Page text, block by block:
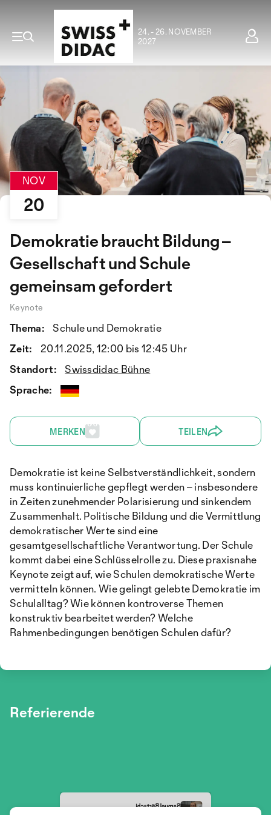
24. - 26. NOVEMBER
2027
NOV
20
Demokratie braucht Bildung –
Gesellschaft und Schule
gemeinsam gefordert
Keynote
Thema:
Schule und Demokratie
Zeit:
20.11.2025, 12:00 bis 12:45 Uhr
Standort:
Swissdidac Bühne
Sprache:
MERKEN TEILEN
Demokratie ist keine Selbstverständlichkeit, sondern
muss kontinuierliche gepflegt werden – insbesondere
in Zeiten zunehmender Polarisierung und sinkendem
Zusammenhalt. Politische Bildung und die Vermittlung
demokratischer Werte sind eine
gesamtgesellschaftliche Verantwortung. Der Schule
kommt dabei eine Schlüsselrolle zu. Diese praxisnahe
Keynote zeigt auf, wie Schulen demokratische Werte
vermitteln können. Wie gelingt gelebte Demokratie im
Schulalltag? Wie können kontroverse Themen
konstruktiv bearbeitet werden? Welche
Rahmenbedingungen benötigen Schulen dafür?
Referierende
Samuel Bärtschi